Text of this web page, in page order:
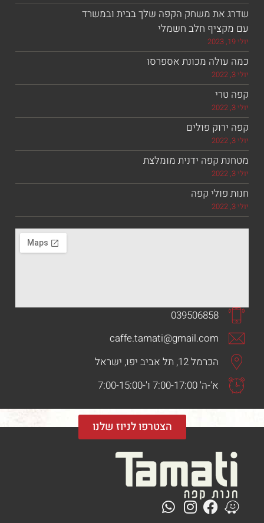
משחק הקפה שלך בבית ובמשרד
חלב חשמלי
מכונת אספרסו
פולים
קפה ידנית מומלצת
קפה
039506858
caffe.tamati@gmail.com
הכרמל 12, תל אביב יפו, ישראל
א'-ה' 7:00-17:00 ו'-7:00-15:00
הצטרפו לניוז שלנו